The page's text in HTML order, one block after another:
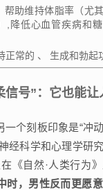
帮助维持体脂率（尤
,降低心血管疾病和
正常的 、 生成和勃起
号”：它也能让
一个刻板印象是“冲
经科学和心理学研
《自然·人类行为
时，男性反而更愿